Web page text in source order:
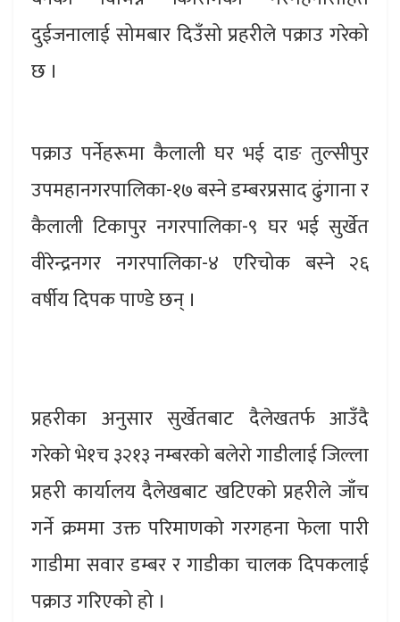
दुईजनालाई सोमबार दिउँसो प्रहरीले पक्राउ गरेको
छ ।
पक्राउ पर्नेहरूमा कैलाली घर भई दाङ तुल्सीपुर
उपमहानगरपालिका-१७ बस्ने डम्बरप्रसाद ढुंगाना र
कैलाली टिकापुर नगरपालिका-९ घर भई सुर्खेत
वीरेन्द्रनगर नगरपालिका-४ एरिचोक बस्ने २६
वर्षीय दिपक पाण्डे छन् ।
प्रहरीका अनुसार सुर्खेतबाट दैलेखतर्फ आउँदै
गरेको भे१च ३२१३ नम्बरको बलेरो गाडीलाई जिल्ला
प्रहरी कार्यालय दैलेखबाट खटिएको प्रहरीले जाँच
गर्ने क्रममा उक्त परिमाणको गरगहना फेला पारी
गाडीमा सवार डम्बर र गाडीका चालक दिपकलाई
पक्राउ गरिएको हो ।